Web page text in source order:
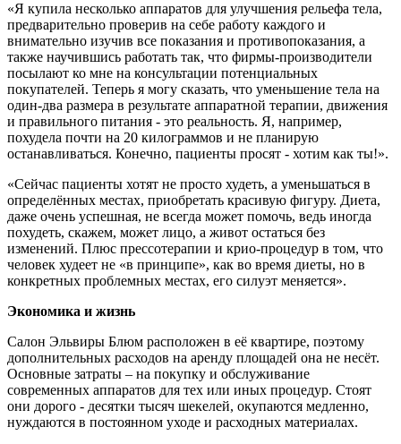
«Я купила несколько аппаратов для улучшения рельефа тела,
предварительно проверив на себе работу каждого и
внимательно изучив все показания и противопоказания, а
также научившись работать так, что фирмы-производители
посылают ко мне на консультации потенциальных
покупателей. Теперь я могу сказать, что уменьшение тела на
один-два размера в результате аппаратной терапии, движения
и правильного питания - это реальность. Я, например,
похудела почти на 20 килограммов и не планирую
останавливаться. Конечно, пациенты просят - хотим как ты!».
«Сейчас пациенты хотят не просто худеть, а уменьшаться в
определённых местах, приобретать красивую фигуру. Диета,
даже очень успешная, не всегда может помочь, ведь иногда
похудеть, скажем, может лицо, а живот остаться без
изменений. Плюс прессотерапии и крио-процедур в том, что
человек худеет не «в принципе», как во время диеты, но в
конкретных проблемных местах, его силуэт меняется».
Экономика и жизнь
Салон Эльвиры Блюм расположен в её квартире, поэтому
дополнительных расходов на аренду площадей она не несёт.
Основные затраты – на покупку и обслуживание
современных аппаратов для тех или иных процедур. Стоят
они дорого - десятки тысяч шекелей, окупаются медленно,
нуждаются в постоянном уходе и расходных материалах.